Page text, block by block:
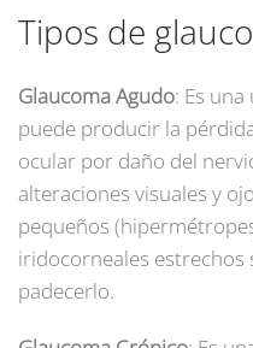
Tipos de
Glaucoma Agudo: Es
puede producir la
ocular por daño del
alteraciones visuales y
pequeños
iridocorneales estrechos
padecerlo.